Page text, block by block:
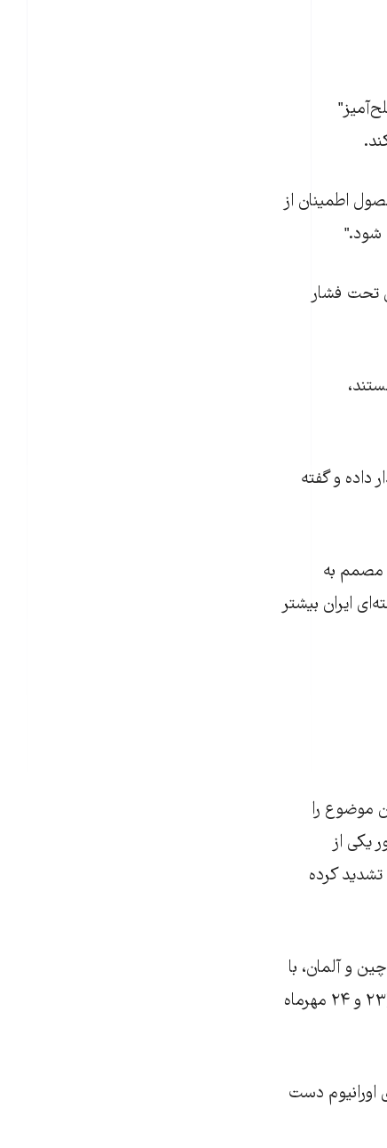
اطمينان از
شود."
تحت فشار
داده و گفته
مصمم به
ايران بيشتر
موضوع را
يکی از
تشديد کرده
روسیه، چین و آلمان، با
شرکت مدیران سیاسی و معاونان وزیران امور خارجه، امروز سه‌شنبه و فردا چهارشنبه (۲۳ و ۲۴ مهرماه
دست